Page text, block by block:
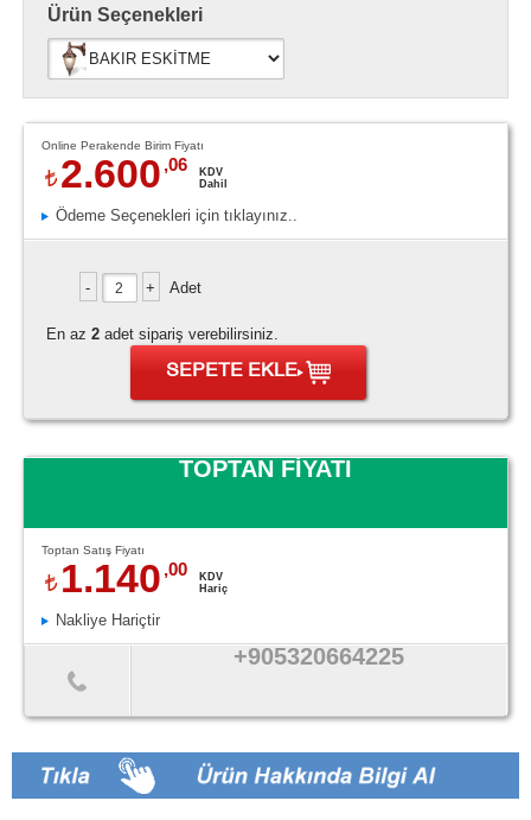
Ürün Seçenekleri
Online Perakende Birim Fiyatı
2.600 ,06
KDV
Dahil
Ödeme Seçenekleri için tıklayınız..
Adet
En az 2adet sipariş verebilirsiniz.
SEPETE EKLE
TOPTAN FİYATI
Toptan Satış Fiyatı
1.140 ,00
KDV
Hariç
Nakliye Hariçtir
+905320664225